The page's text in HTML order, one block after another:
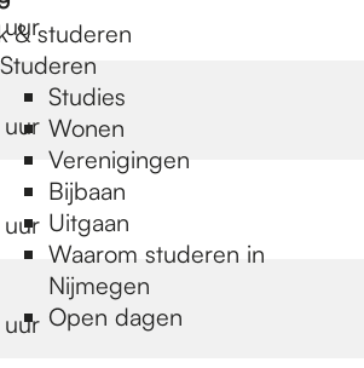
& studeren
Studeren
Studies
Wonen
Verenigingen
Bijbaan
Uitgaan
Waarom studeren in
Nijmegen
Open dagen